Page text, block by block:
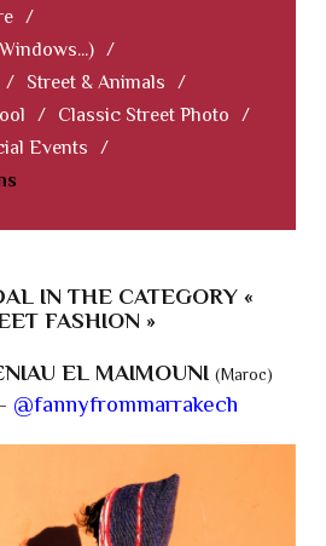
/
/
/ Street & Animals
/
/ Classic Street Photo
/
Events
/
IN THE CATEGORY «
FASHION »
EL MAIMOUNI (Maroc)
@fannyfrommarrakech